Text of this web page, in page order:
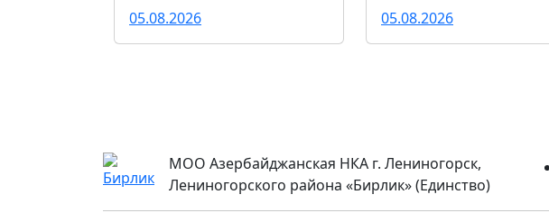
05.08.2026
05.08.2026
МОО Азербайджанская НКА г. Лениногорск,
Лениногорского района «Бирлик» (Единство)